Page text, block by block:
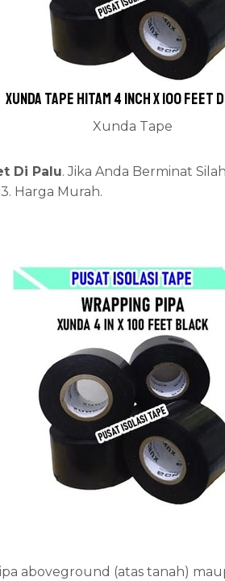
Xunda Tape Hitam 4 inch x 100 Feet
Xunda Tape
Di Palu. Jika Anda Berminat
Harga Murah.
aboveground (atas tanah)